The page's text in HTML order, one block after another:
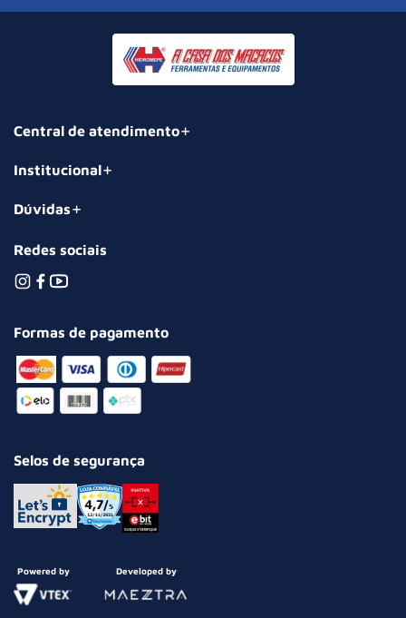
Central de atendimento
Institucional
Dúvidas
Redes sociais
Formas de pagamento
Selos de segurança
Powered by Developed by